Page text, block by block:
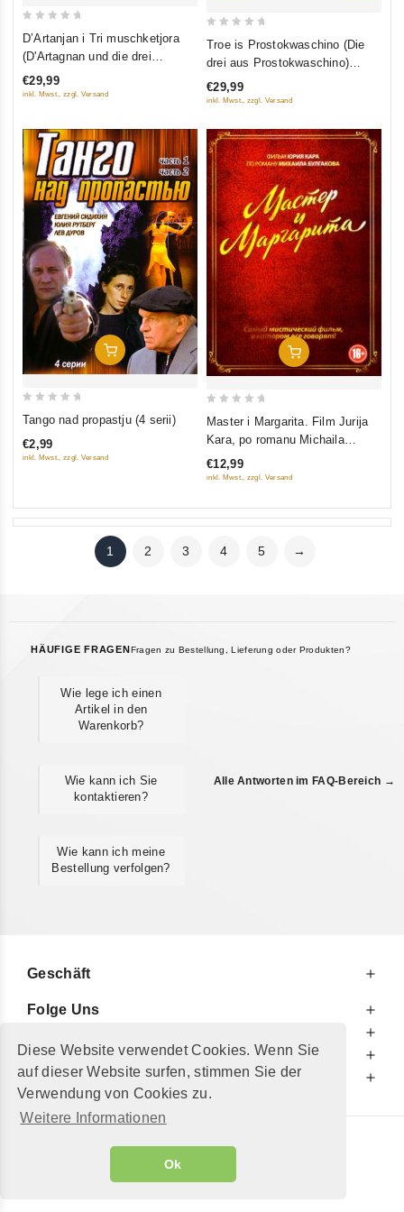
Diese Website verwendet Cookies. Wenn Sie
auf dieser Website surfen, stimmen Sie der
Verwendung von Cookies zu.
Weitere Informationen
Ok
5
D’Artanjan i Tri muschketjora
(D'Artagnan und die drei
Musketiere) (3 serii) (Blu-ray)
€29,99
inkl. Mwst., zzgl. Versand 5
Troe is Prostokwaschino (Die
drei aus Prostokwaschino)
(Sbornik multfilmow) (Blu-ray)
€29,99
inkl. Mwst., zzgl. Versand
In Den Warenkorb
of
Tango nad propastju (4 serii)
€2,99
inkl. Mwst., zzgl. Versand
In Den Warenkorb
5
Master i Margarita. Film Jurija
Kara, po romanu Michaila
Bulgakowa
€12,99
inkl. Mwst., zzgl. Versand
1 2 3 4 5 →
HÄUFIGE FRAGEN Fragen zu Bestellung, Lieferung oder Produkten?
Wie lege ich einen
Artikel in den
Warenkorb?
Wie kann ich Sie
kontaktieren?
Wie kann ich meine
Bestellung verfolgen?
Alle Antworten im FAQ-Bereich →
Geschäft
Folge Uns
Zu Ihrer Information
Zusätzlich
© 2002 - 2026"Petershop GmbH"
Alle Preise inkl. MwSt. und zzgl.
GeToTickets.com| build#3.12.37